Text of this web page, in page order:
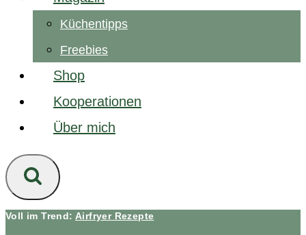
Küchentipps
Freebies
Shop
Kooperationen
Über mich
Voll im Trend: Airfryer Rezepte